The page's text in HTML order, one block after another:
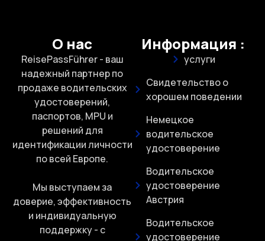
О нас
ReisePassFührer - ваш
надежный партнер по
продаже водительских
удостоверений,
паспортов, MPU и
решений для
идентификации личности
по всей Европе.
Мы выступаем за
доверие, эффективность
и индивидуальную
поддержку - с
Информация :
услуги
Свидетельство о
хорошем поведении
Немецкое
водительское
удостоверение
Водительское
удостоверение
Австрия
Водительское
удостоверение